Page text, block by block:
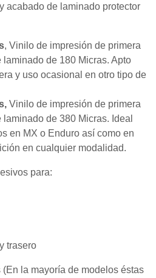
acabado de laminado protector
, Vinilo de impresión de primera
de 180 Micras. Apto
y uso ocasional en otro tipo de
Vinilo de impresión de primera
de 380 Micras. Ideal
en MX o Enduro así como en
en cualquier modalidad.
para:
trasero
la mayoría de modelos éstas